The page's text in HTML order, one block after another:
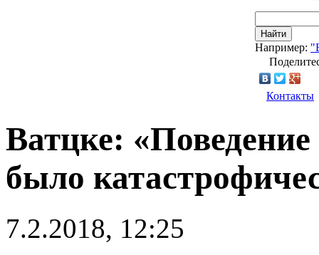
Найти
Например:
Контакты
Ватцке:
было
7.2.2018, 12:25